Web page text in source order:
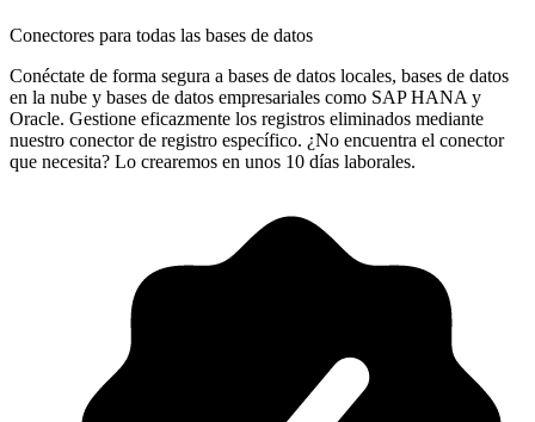
Conectores para todas las bases de datos
Conéctate de forma segura a bases de datos locales, bases de datos
en la nube y bases de datos empresariales como SAP HANA y
Oracle. Gestione eficazmente los registros eliminados mediante
nuestro conector de registro específico. ¿No encuentra el conector
que necesita? Lo crearemos en unos 10 días laborales.